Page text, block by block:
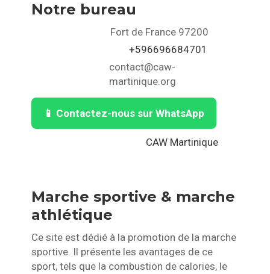
Notre bureau
Fort de France 97200
+596696684701
contact@caw-
martinique.org
📱 Contactez-nous sur WhatsApp
CAW Martinique
Marche sportive & marche
athlétique
Ce site est dédié à la promotion de la marche
sportive. Il présente les avantages de ce
sport, tels que la combustion de calories, le